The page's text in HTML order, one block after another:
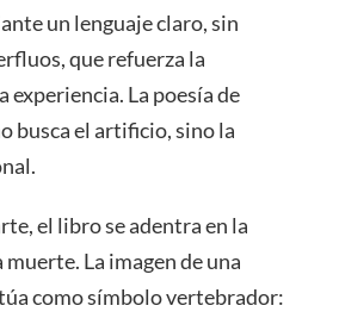
un lenguaje claro, sin
que refuerza la
experiencia. La poesía de
busca el artificio, sino la
el libro se adentra en la
La imagen de una
como símbolo vertebrador: